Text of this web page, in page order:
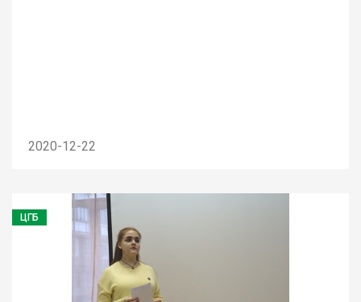
2020-12-22
ЦГБ